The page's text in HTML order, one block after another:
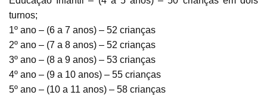
turnos;
1º ano – (6 a 7 anos) – 52 crianças
2º ano – (7 a 8 anos) – 52 crianças
3º ano – (8 a 9 anos) – 53 crianças
4º ano – (9 a 10 anos) – 55 crianças
5º ano – (10 a 11 anos) – 58 crianças